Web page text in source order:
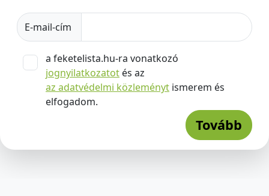
E-mail-cím
a feketelista.hu-ra vonatkozó
jognyilatkozatot és az
az adatvédelmi közleményt ismerem és
elfogadom.
Tovább